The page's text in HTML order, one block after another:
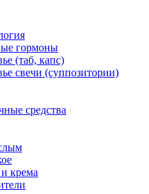
гормоны
(таб, капс)
свечи (суппозитории)
средства
крема